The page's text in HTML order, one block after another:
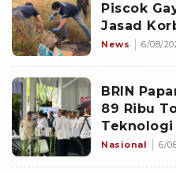
Piscok
Jasad
News 6/08/
BRIN
89 Ribu
Teknologi
Dukung
Nasional 6/